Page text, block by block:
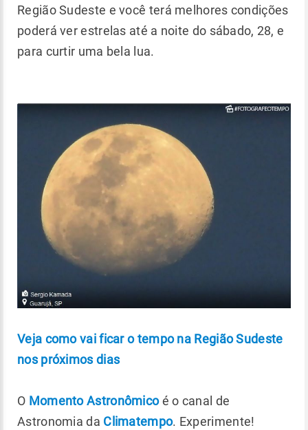
Região Sudeste e você terá melhores condições
poderá ver estrelas até a noite do sábado, 28, e
para curtir uma bela lua.
Veja como vai ficar o tempo na Região Sudeste
nos próximos dias
O Momento Astronômicoé o canal de
Astronomia da Climatempo. Experimente!